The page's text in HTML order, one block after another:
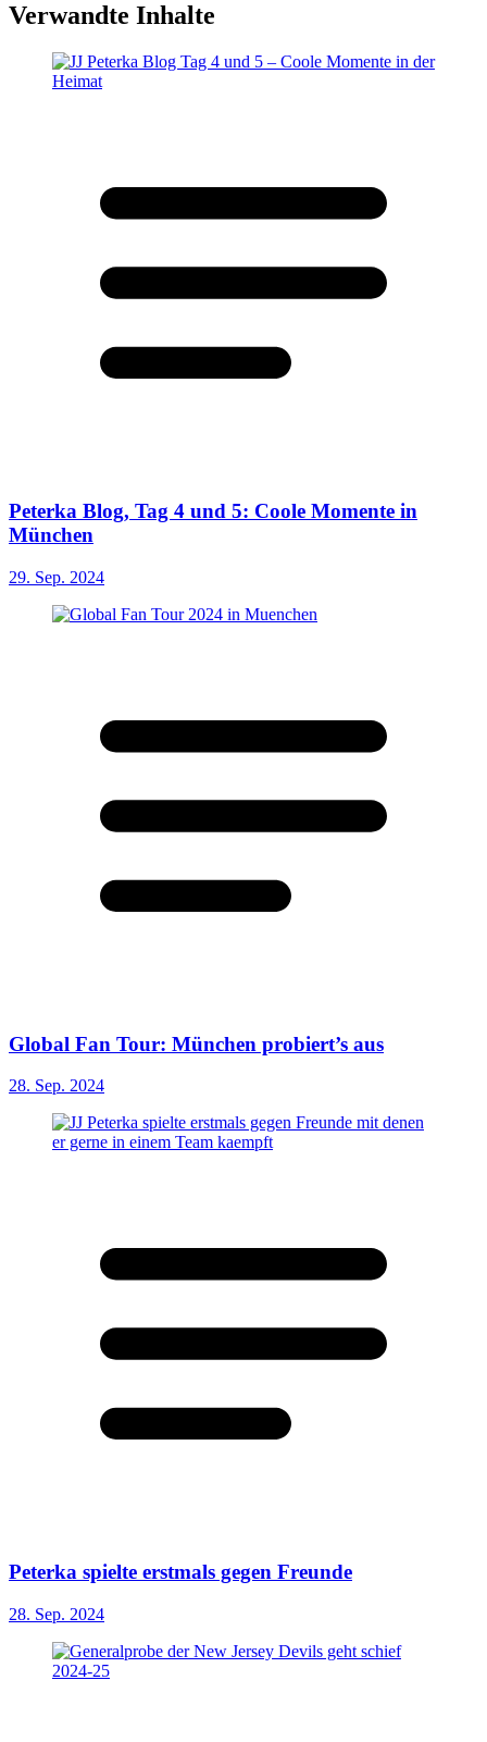
Verwandte Inhalte
Peterka Blog, Tag 4 und 5: Coole Momente in
München
29. Sep. 2024
Global Fan Tour: München probiert’s aus
28. Sep. 2024
Peterka spielte erstmals gegen Freunde
28. Sep. 2024